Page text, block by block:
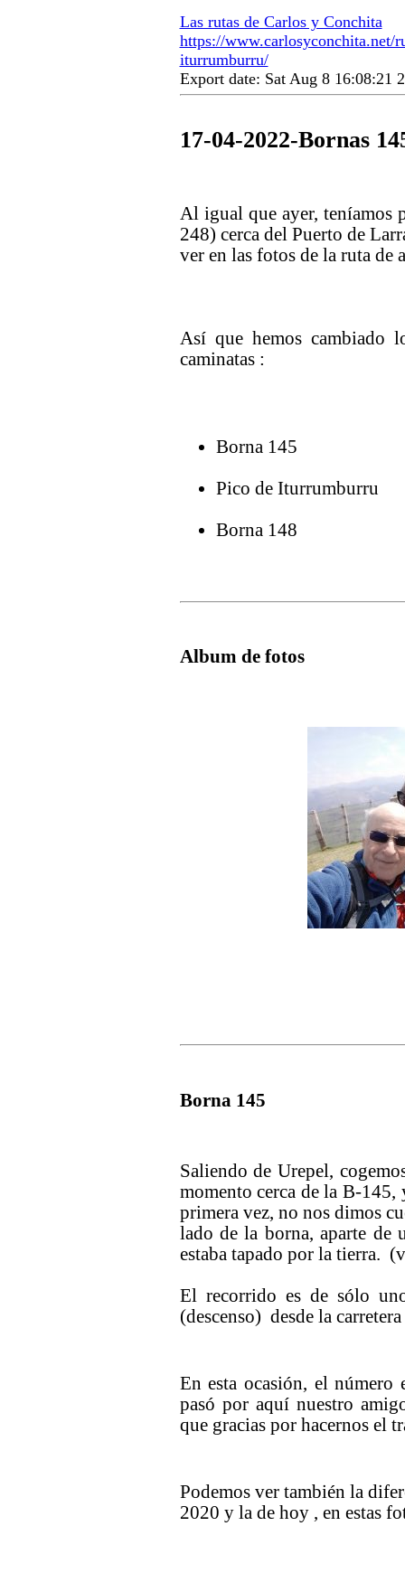
Las rutas de Carlos y Conchita
https://www.carlosyconchita.net/
iturrumburru/
Export date: Sat Aug 8 16:08:21
17-04-2022-Bornas
Al igual que ayer, teníamos
248) cerca del Puerto de
ver en las fotos de la ruta de
Así que hemos cambiado
caminatas :
Borna 145
Pico de Iturrumburru
Borna 148
Album de fotos
Borna 145
Saliendo de Urepel,
momento cerca de la B-
primera vez, no nos dimos
lado de la borna, aparte de
estaba tapado por la tierra.
El recorrido es de sólo
(descenso) desde la
En esta ocasión, el número
pasó por aquí nuestro
que gracias por hacernos el
Podemos ver también la
2020 y la de hoy , en estas